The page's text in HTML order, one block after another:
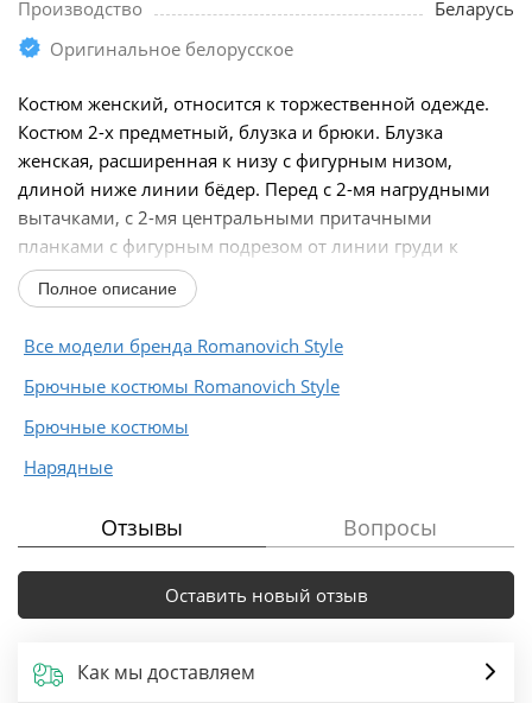
Производство
Беларусь
Оригинальное белорусское
Костюм женский, относится к торжественной одежде.
Костюм 2-х предметный, блузка и брюки. Блузка
женская, расширенная к низу с фигурным низом,
длиной ниже линии бёдер. Перед с 2-мя нагрудными
вытачками, с 2-мя центральными притачными
планками с фигурным подрезом от линии груди к
центру переда...
Полное описание
Все модели бренда Romanovich Style
Брючные костюмы Romanovich Style
Брючные костюмы
Нарядные
Отзывы Вопросы
Оставить новый отзыв
Как мы доставляем